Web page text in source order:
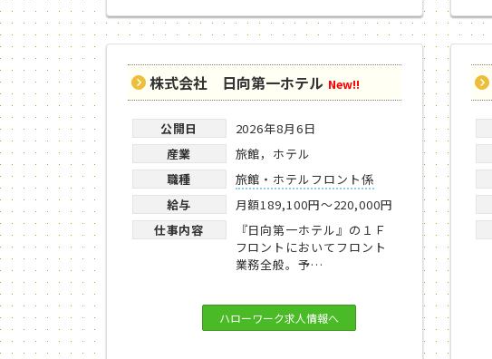
株式会社 日向第一ホテル New!!
公開日
2026年8月6日
産業
旅館，ホテル
職種
旅館・ホテルフロント係
給与
月額189,100円～220,000円
仕事内容
『日向第一ホテル』の１Ｆ
フロントにおいてフロント
業務全般。予…
ハローワーク求人情報へ